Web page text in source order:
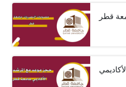
قطر